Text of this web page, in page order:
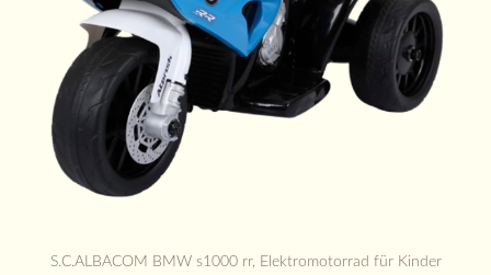
S.C.ALBACOM BMW s1000 rr, Elektromotorrad für Kinder